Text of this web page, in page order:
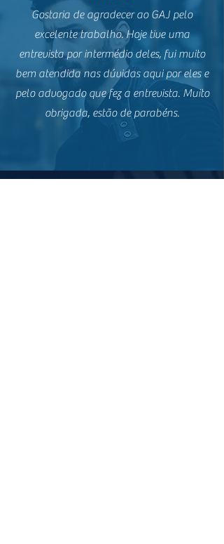
Gostaria de agradecer ao GAJ pelo
excelente trabalho. Hoje tive uma
entrevista por intermédio deles, fui muito
bem atendida nas dúvidas aqui por eles e
pelo advogado que fez a entrevista. Muito
obrigada, estão de parabéns.